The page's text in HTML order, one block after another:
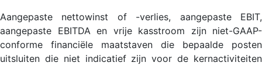
Aangepaste nettowinst of -verlies, aangepaste EBIT,
aangepaste EBITDA en vrije kasstroom zijn niet-GAAP-
conforme financiële maatstaven die bepaalde posten
uitsluiten die niet indicatief zijn voor de kernactiviteiten